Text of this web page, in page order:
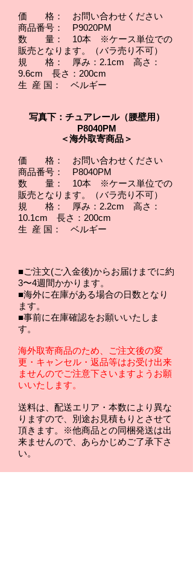
価 格： お問い合わせください
商品番号： P9020PM
数 量：
10本 ※ケース単位での
販売となります。（バラ売り不可）
規 格： 厚み：2.1cm 高さ：
9.6cm 長さ：200cm
生 産 国： ベルギー
写真下：チュアレール（腰壁用）
P8040PM
＜海外取寄商品＞
価 格： お問い合わせください
商品番号： P8040PM
数 量：
10本 ※ケース単位での
販売となります。（バラ売り不可）
規 格： 厚み：2.2cm 高さ：
10.1cm 長さ：200cm
生 産 国： ベルギー
■ご注文(ご入金後)からお届けまでに約
3〜4週間かかります。
■海外に在庫がある場合の日数となり
ます。
■事前に在庫確認をお願いいたしま
す。
海外取寄商品のため、ご注文後の変
更・キャンセル・返品等はお受け出来
ませんのでご注意下さいますようお願
いいたします。
送料は、配送エリア・本数により異な
りますので、別途お見積もりとさせて
頂きます。※他商品との同梱発送は出
来ませんので、あらかじめご了承下さ
い。